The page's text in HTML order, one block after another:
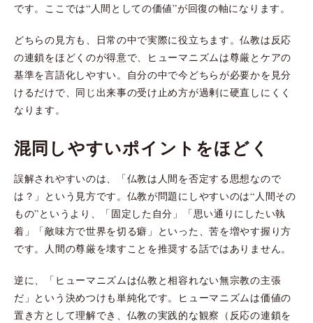
です。ここでは“人間としての価値”が回復の軸になります。
どちらの見方も、日常の中で実際に役立ちます。仏教は反応
の連鎖をほどくのが得意で、ヒューマニズムは尊厳とケアの
基準を言語化しやすい。自分の中で今どちらが必要かを見分
けるだけで、同じ出来事の受け止め方が過剰に硬直しにくく
なります。
混同しやすいポイントをほどく
誤解されやすいのは、「仏教は人間を否定する思想なので
は？」という見方です。仏教が問題にしやすいのは“人間その
もの”というより、「固定した自分」「思い通りにしたい執
着」「敵味方で世界を切る癖」といった、苦を増やす握り方
です。人間の尊厳を壊すことを推奨する話ではありません。
逆に、「ヒューマニズムは仏教と相容れない無宗教の主張
だ」という決めつけも単純化です。ヒューマニズムは価値の
置き方として理解でき、仏教の実践的な観察（反応の連鎖を